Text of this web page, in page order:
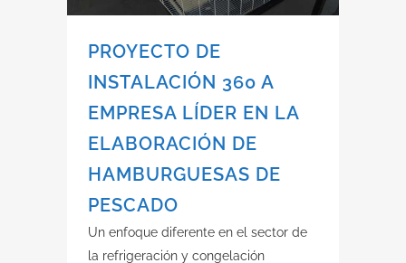
PROYECTO DE
INSTALACIÓN 360 A
EMPRESA LÍDER EN LA
ELABORACIÓN DE
HAMBURGUESAS DE
PESCADO
Un enfoque diferente en el sector de
la refrigeración y congelación